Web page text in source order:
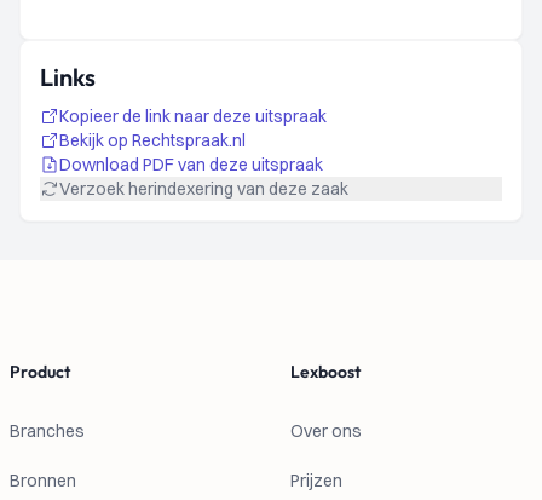
Links
Kopieer de link naar deze uitspraak
Bekijk op Rechtspraak.nl
Download PDF van deze uitspraak
Verzoek herindexering van deze zaak
Product
Branches
Bronnen
Lexboost
Over ons
Prijzen